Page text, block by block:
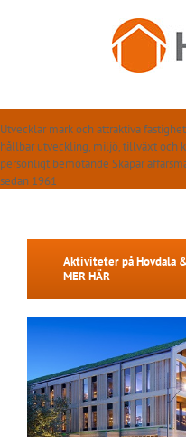
Utvecklar mark och attraktiva
hållbar utveckling, miljö, tillväxt och
personligt bemötande Skapar
sedan 1961
Aktiviteter på Hovdala
MER HÄR